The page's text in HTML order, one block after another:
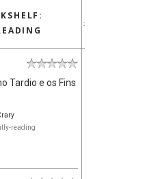
Tardio e os Fins
reading